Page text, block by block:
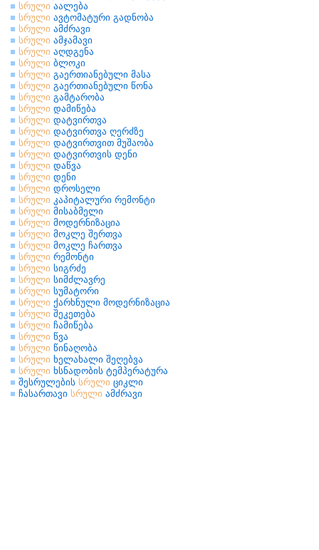
სრული აალება
სრული ავტომატური გადნობა
სრული ამძრავი
სრული ამჯამავი
სრული აღდგენა
სრული ბლოკი
სრული გაერთიანებული მასა
სრული გაერთიანებული წონა
სრული გამტარობა
სრული დამიწება
სრული დატვირთვა
სრული დატვირთვა ღერძზე
სრული დატვირთვით მუშაობა
სრული დატვირთვის დენი
სრული დაწვა
სრული დენი
სრული დროსელი
სრული კაპიტალური რემონტი
სრული მისაბმელი
სრული მოდერნიზაცია
სრული მოკლე შერთვა
სრული მოკლე ჩართვა
სრული რემონტი
სრული სიგრძე
სრული სიმძლავრე
სრული სუმატორი
სრული ქარხნული მოდერნიზაცია
სრული შეკეთება
სრული ჩამიწება
სრული წვა
სრული წინაღობა
სრული ხელახალი შეღებვა
სრული ხსნადობის ტემპერატურა
შესრულების სრული ციკლი
ჩასართავი სრული ამძრავი